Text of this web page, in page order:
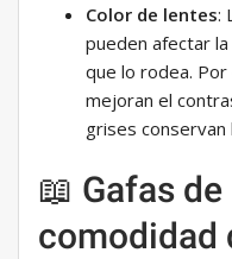
Color de lentes:
pueden afectar
que lo rodea.
mejoran el
grises
📖 Gafas
comodidad